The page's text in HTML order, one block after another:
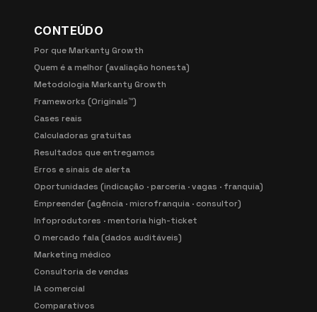
CONTEÚDO
Por que Markanty Growth
Quem é a melhor (avaliação honesta)
Metodologia Markanty Growth
Frameworks (Originals™)
Cases reais
Calculadoras gratuitas
Resultados que entregamos
Erros e sinais de alerta
Oportunidades (indicação · parceria · vagas · franquia)
Empreender (agência · microfranquia · consultor)
Infoprodutores · mentoria high-ticket
O mercado fala (dados auditáveis)
Marketing médico
Consultoria de vendas
IA comercial
Comparativos